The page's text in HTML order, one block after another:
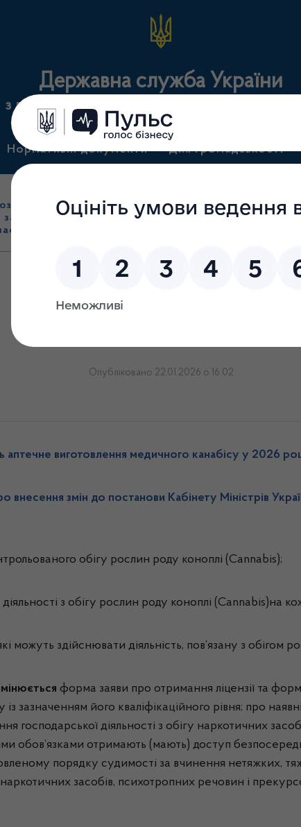
Державна служба України
з лікарських засобів та контролю за
Нормативні документи Для громадськості
торгівля
засобами, імпорт
(крім АФІ)
Державний
нагляд
виробництва
Опубліковано 22.01.2026 о 16:02
виготовлення медичного канабісу у 2026
внесення змін до постанови Кабінету Міністрів
обігу рослин роду коноплі (Cannabis);
з обігу рослин роду коноплі (Cannabis)на
можуть здійснювати діяльність, пов’язану з обігом
форма заяви про отримання ліцензії та
зазначенням його кваліфікаційного рівня; про
господарської діяльності з обігу наркотичних
обов’язками отримають (мають) доступ
порядку судимості за вчинення нетяжких,
засобів, психотропних речовин і